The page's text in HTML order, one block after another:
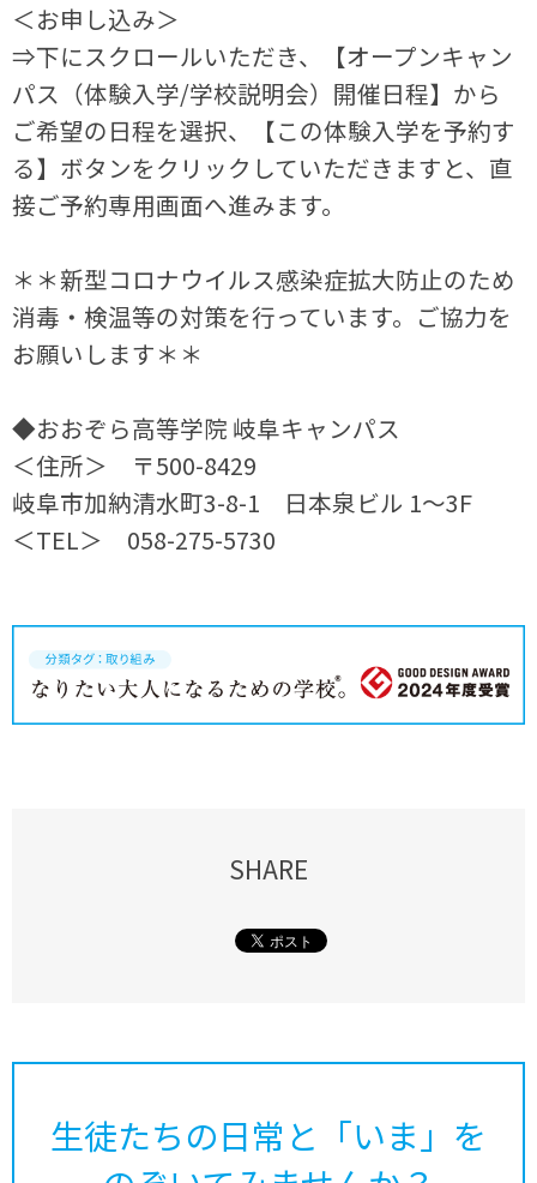
＜お申し込み＞
⇒下にスクロールいただき、【オープンキャン
パス（体験入学/学校説明会）開催日程】から
ご希望の日程を選択、【この体験入学を予約す
る】ボタンをクリックしていただきますと、直
接ご予約専用画面へ進みます。
＊＊新型コロナウイルス感染症拡大防止のため
消毒・検温等の対策を行っています。ご協力を
お願いします＊＊
◆おおぞら高等学院 岐阜キャンパス
＜住所＞ 〒500-8429
岐阜市加納清水町3-8-1 日本泉ビル 1～3F
＜TEL＞ 058-275-5730
SHARE
生徒たちの日常と「いま」を